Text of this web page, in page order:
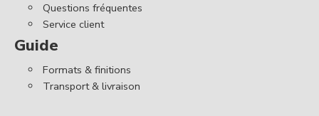
Questions fréquentes
Service client
Guide
Formats & finitions
Transport & livraison